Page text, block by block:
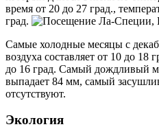
время от 20 до 27 град.,
град.
Самые холодные месяцы с
воздуха составляет от 10 до 18
до 16 град. Самый дождливый
выпадает 84 мм, самый
отсутствуют.
Экология